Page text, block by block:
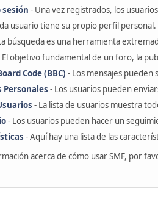
- Una vez registrados, los
usuario tiene su propio perfil personal.
búsqueda es una herramienta
El objetivo fundamental de un foro, la
Code (BBC) - Los mensajes pueden
Personales - Los usuarios pueden
- La lista de usuarios muestra
- Los usuarios pueden hacer un
- Aquí hay una lista de las
acerca de cómo usar SMF, por